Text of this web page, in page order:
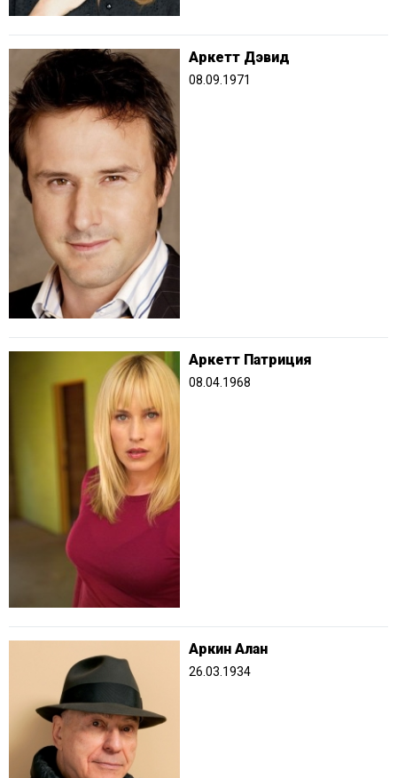
Аркетт Дэвид
08.09.1971
Аркетт Патриция
08.04.1968
Аркин Алан
26.03.1934